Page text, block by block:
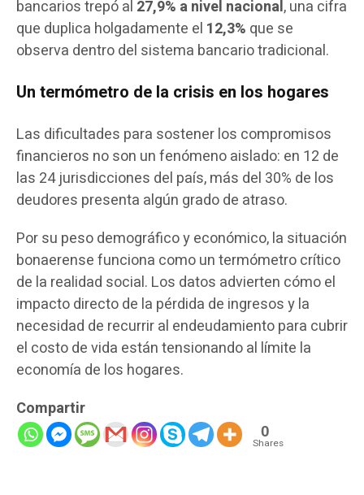
bancarios trepó al 27,9% a nivel nacional, una cifra
que duplica holgadamente el 12,3% que se
observa dentro del sistema bancario tradicional.
Un termómetro de la crisis en los hogares
Las dificultades para sostener los compromisos
financieros no son un fenómeno aislado: en 12 de
las 24 jurisdicciones del país, más del 30% de los
deudores presenta algún grado de atraso.
Por su peso demográfico y económico, la situación
bonaerense funciona como un termómetro crítico
de la realidad social. Los datos advierten cómo el
impacto directo de la pérdida de ingresos y la
necesidad de recurrir al endeudamiento para cubrir
el costo de vida están tensionando al límite la
economía de los hogares.
Compartir
0
Shares